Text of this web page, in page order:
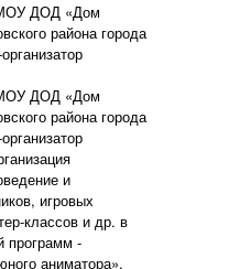
ДОД «Дом
района города
ДОД «Дом
района города
и
игровых
классов и др. в
программ -
аниматора»,